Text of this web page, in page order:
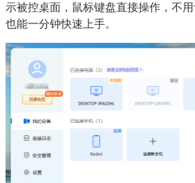
示被控桌面，鼠标键盘直接操作，不
也能一分钟快速上手。